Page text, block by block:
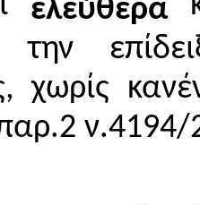
ελεύθερα
χωρίς
ν.4194/